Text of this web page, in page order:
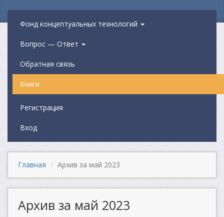
Фонд концептуальных технологий
Вопрос — Ответ
Обратная связь
Книги
Регистрация
Вход
Главная Архив за май 2023
Архив за май 2023